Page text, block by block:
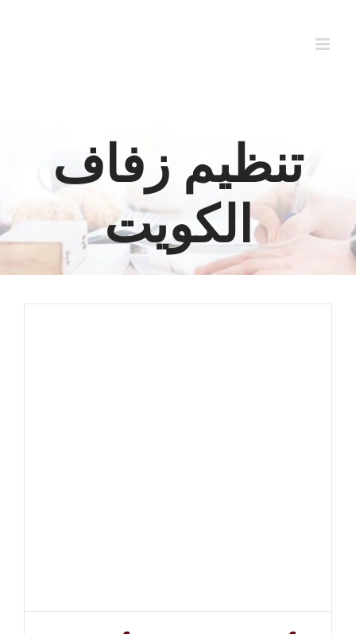
تنظيم زفاف
الكويت